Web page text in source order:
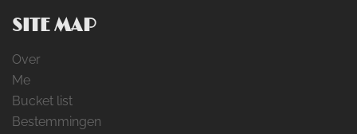
SITE MAP
Over
Me
Bucket list
Bestemmingen